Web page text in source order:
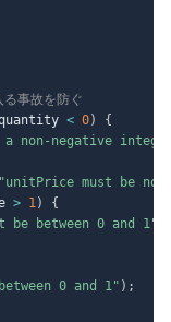
事故を防ぐ
< 0)
{
a non-negative
"unitPrice must be
> 1)
{
be between 0 and 1"
0 and 1" ) ;